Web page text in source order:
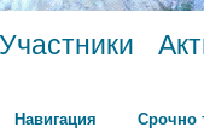
Участники
Навигация Срочно